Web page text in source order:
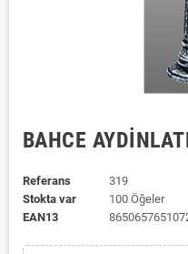
BAHCE
Referans
319
Stokta var
100 Öğeler
EAN13